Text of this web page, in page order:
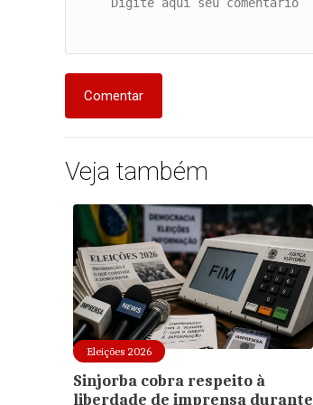
Comentar
Veja também
Eleições 2026
Sinjorba cobra respeito à
liberdade de imprensa durante